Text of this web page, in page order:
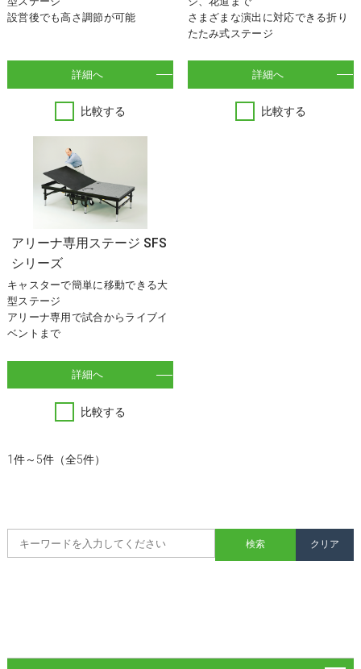
設営後でも高さ調節が可能
詳細へ
比較する
さまざまな演出に対応できる折り
たたみ式ステージ
詳細へ
比較する
アリーナ専用ステージ SFS
シリーズ
キャスターで簡単に移動できる大
型ステージ
アリーナ専用で試合からライブイ
ベントまで
詳細へ
比較する
1件～5件（全5件）